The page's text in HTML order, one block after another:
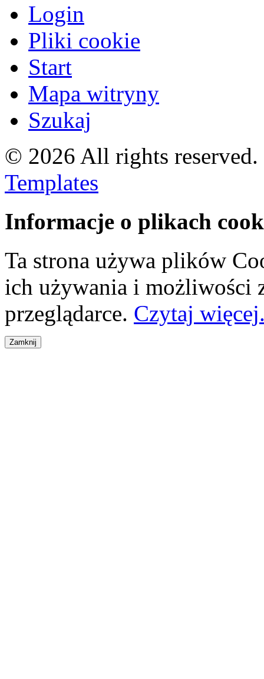
Login
Pliki cookie
Start
Mapa witryny
Szukaj
© 2026 All rights
Templates
Informacje o plikach
Ta strona używa plików
ich używania i możliwości
przeglądarce. Czytaj